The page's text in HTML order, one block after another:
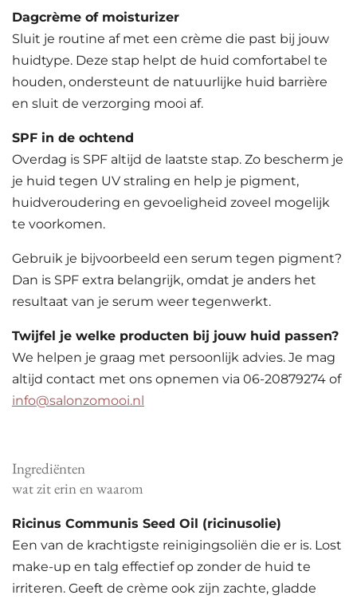
Dagcrème of moisturizer
Sluit je routine af met een crème die past bij jouw
huidtype. Deze stap helpt de huid comfortabel te
houden, ondersteunt de natuurlijke huid barrière
en sluit de verzorging mooi af.
SPF in de ochtend
Overdag is SPF altijd de laatste stap. Zo bescherm je
je huid tegen UV straling en help je pigment,
huidveroudering en gevoeligheid zoveel mogelijk
te voorkomen.
Gebruik je bijvoorbeeld een serum tegen pigment?
Dan is SPF extra belangrijk, omdat je anders het
resultaat van je serum weer tegenwerkt.
Twijfel je welke producten bij jouw huid passen?
We helpen je graag met persoonlijk advies. Je mag
altijd contact met ons opnemen via 06-20879274 of
info@salonzomooi.nl
Ingrediënten
wat zit erin en waarom
Ricinus Communis Seed Oil (ricinusolie)
Een van de krachtigste reinigingsoliën die er is. Lost
make-up en talg effectief op zonder de huid te
irriteren. Geeft de crème ook zijn zachte, gladde